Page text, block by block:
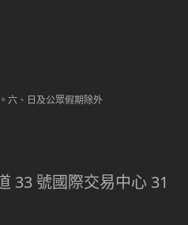
。 六、日及公眾假期除外
33 號國際交易中心 31